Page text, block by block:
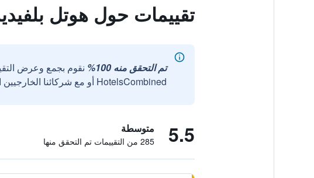
تقييمات حول هوتل
تم التحقق منه 100%
نقوم بجمع وعرض
HotelsCombined أو مع شركائنا الخارجيين الموثوقين.
5.5 متوسطة
285 من التقييمات تم التحقق منها